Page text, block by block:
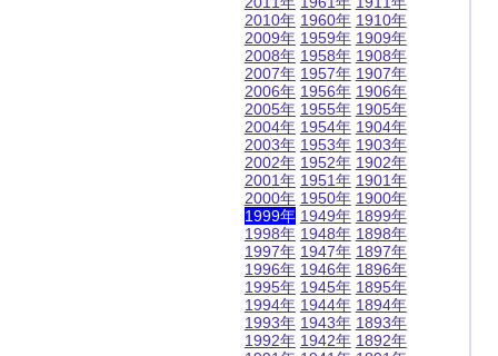
2010年
2009年
2008年
2007年
2006年
2005年
2004年
2003年
2002年
2001年
2000年
1999年
1998年
1997年
1996年
1995年
1994年
1993年
1992年
1960年
1959年
1958年
1957年
1956年
1955年
1954年
1953年
1952年
1951年
1950年
1949年
1948年
1947年
1946年
1945年
1944年
1943年
1942年
1910年
1909年
1908年
1907年
1906年
1905年
1904年
1903年
1902年
1901年
1900年
1899年
1898年
1897年
1896年
1895年
1894年
1893年
1892年